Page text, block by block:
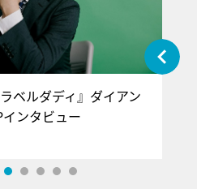
ベルダディ』ダイアン
インタビュー